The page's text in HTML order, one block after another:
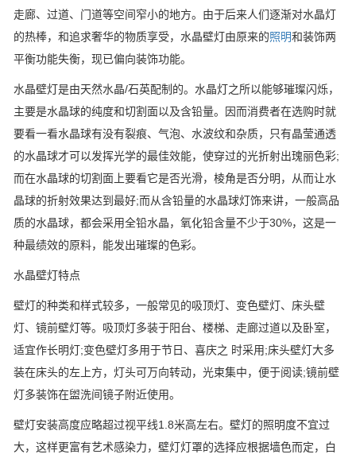
走廊、过道、门道等空间窄小的地方。由于后来人们逐渐对水晶灯
的热棒，和追求奢华的物质享受，水晶壁灯由原来的照明和装饰两
平衡功能失衡，现已偏向装饰功能。
水晶壁灯是由天然水晶/石英配制的。水晶灯之所以能够璀璨闪烁，
主要是水晶球的纯度和切割面以及含铅量。因而消费者在选购时就
要看一看水晶球有没有裂痕、气泡、水波纹和杂质，只有晶莹通透
的水晶球才可以发挥光学的最佳效能，使穿过的光折射出瑰丽色彩;
而在水晶球的切割面上要看它是否光滑，棱角是否分明，从而让水
晶球的折射效果达到最好;而从含铅量的水晶球灯饰来讲，一般高品
质的水晶球，都会采用全铅水晶，氧化铅含量不少于30%，这是一
种最绩效的原料，能发出璀璨的色彩。
水晶壁灯特点
壁灯的种类和样式较多，一般常见的吸顶灯、变色壁灯、床头壁
灯、镜前壁灯等。吸顶灯多装于阳台、楼梯、走廊过道以及卧室，
适宜作长明灯;变色壁灯多用于节日、喜庆之 时采用;床头壁灯大多
装在床头的左上方，灯头可万向转动，光束集中，便于阅读;镜前壁
灯多装饰在盥洗间镜子附近使用。
壁灯安装高度应略超过视平线1.8米高左右。壁灯的照明度不宜过
大，这样更富有艺术感染力，壁灯灯罩的选择应根据墙色而定，白